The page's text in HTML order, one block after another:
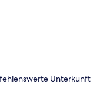
Unterkunft